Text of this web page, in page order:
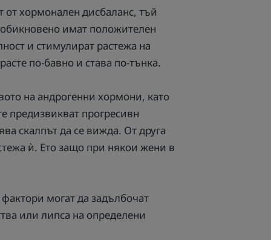
от хормонален дисбаланс, тъй
обикновено имат положителен
и стимулират растежа на
по-бавно и става по-тънка.
на андрогенни хормони, като
предизвикват прогресивн
скалпът да се вижда. От друга
ѝ. Ето защо при някои жени в
могат да задълбочат
или липса на определени